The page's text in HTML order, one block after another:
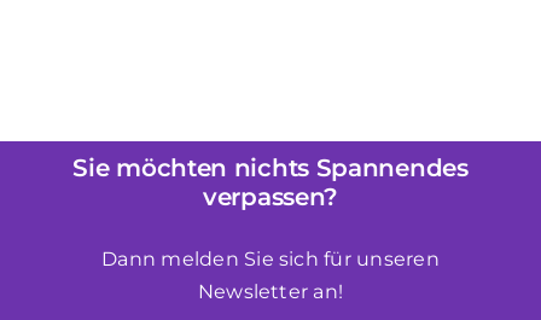
DrogerieSie möchten nichts Spannendes
verpassen?
Dann melden Sie sich für unseren
Newsletter an!